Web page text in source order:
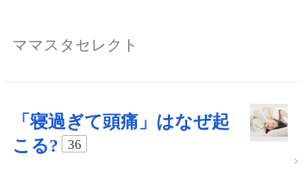
ママスタセレクト
「寝過ぎて頭痛」はなぜ起
こる?
36